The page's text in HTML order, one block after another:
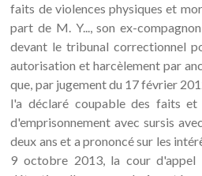
faits de violences physiques et
part de M. Y..., son ex-
devant le tribunal correctionnel
autorisation et harcèlement par
que, par jugement du 17 février
l'a déclaré coupable des faits
d'emprisonnement avec sursis
deux ans et a prononcé sur les
9 octobre 2013, la cour d'appel